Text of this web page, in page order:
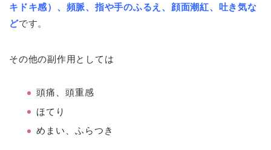
キドキ感）、頻脈、指や手のふるえ、顔面潮紅、吐き気な
どです。
その他の副作用としては
頭痛、頭重感
ほてり
めまい、ふらつき